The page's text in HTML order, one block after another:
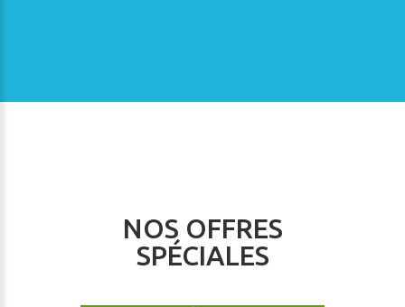
NOS OFFRES
SPÉCIALES